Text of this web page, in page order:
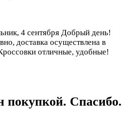
4 сентября Добрый день!
доставка осуществлена в
отличные, удобные!
покупкой. Спасибо.